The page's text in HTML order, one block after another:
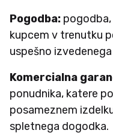
Pogodba: pogodba,
kupcem v trenutku
uspešno
Komercialna
ponudnika, katere
posameznem
spletnega dogodka.